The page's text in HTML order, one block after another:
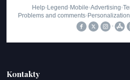
Kontakty